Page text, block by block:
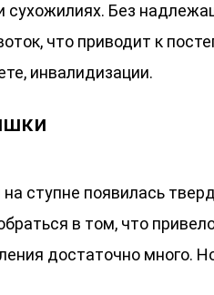
сухожилиях. Без
что приводит к
инвалидизации.
ступне появилась
в том, что
достаточно много.